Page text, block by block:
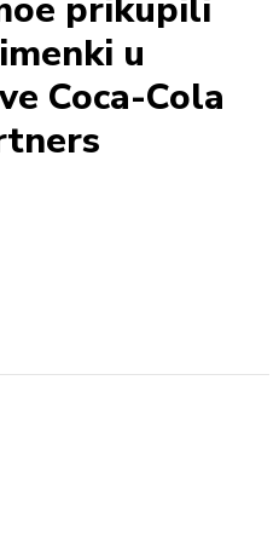
prikupili
u
Coca-Cola